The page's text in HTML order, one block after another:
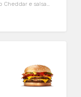
e salsa